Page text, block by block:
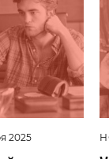
2025